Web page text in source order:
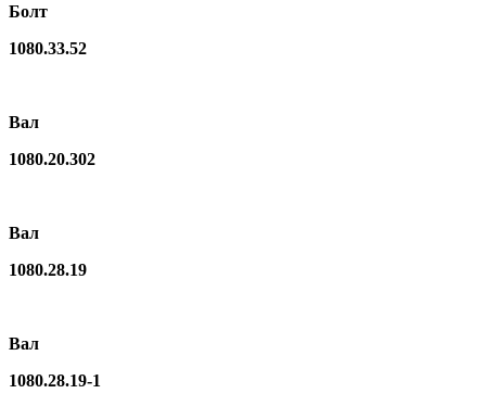
Болт
1080.33.52
Вал
1080.20.302
Вал
1080.28.19
Вал
1080.28.19-1